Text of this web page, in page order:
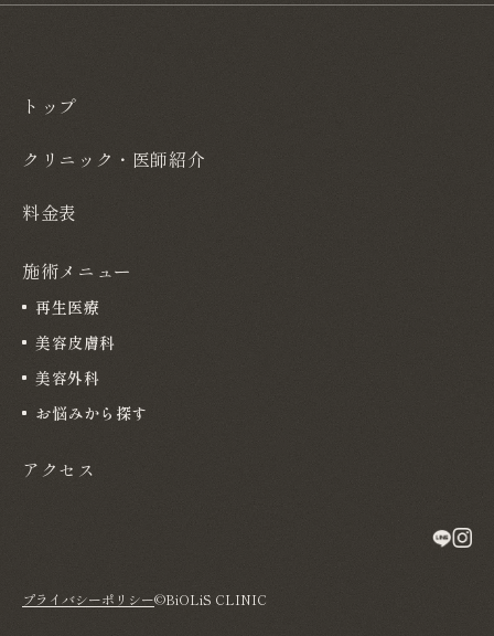
トップ
クリニック・医師紹介
料金表
施術メニュー
再生医療
美容皮膚科
美容外科
お悩みから探す
アクセス
プライバシーポリシー©BiOLiS CLINIC